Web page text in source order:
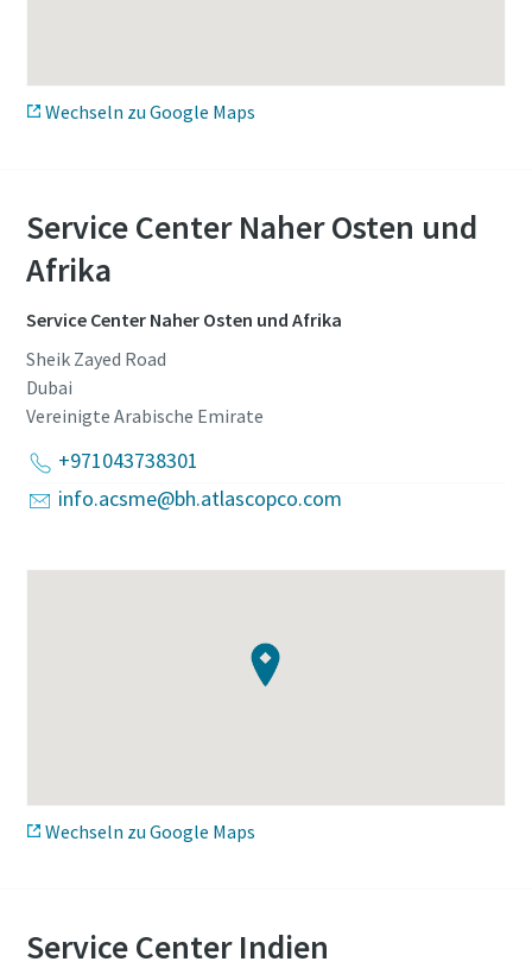
Förderprozess wissen müssen
Entdecken Sie, wie Sie einen effizienteren pneumatischen
Förderprozess schaffen können.
Erfahren Sie mehr
Wechseln zu Google Maps
Service Center Naher Osten und
Afrika
Service Center Naher Osten und Afrika
Sheik Zayed Road
Dubai
Vereinigte Arabische Emirate
+971043738301
info.acsme@bh.atlascopco.com
Wechseln zu Google Maps
Service Center Indien